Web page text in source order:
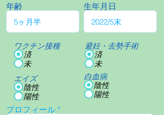
年齢
ワクチン接種
済
未
エイズ
陰性
陽性
生年月日
避妊・去勢手術
済
未
白血病
陰性
陽性
プロフィール